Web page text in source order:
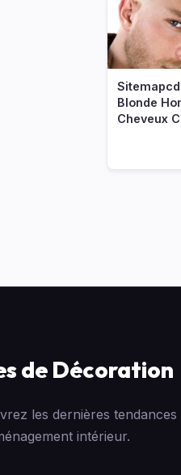
Blonde
Cheveux
de Décoration
les dernières
intérieur.